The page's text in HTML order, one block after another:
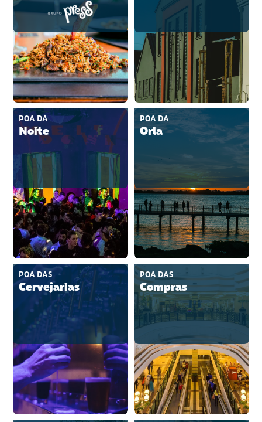
POA DA
Noite
POA DA
Orla
POA DAS
Cervejarias
POA DAS
Compras